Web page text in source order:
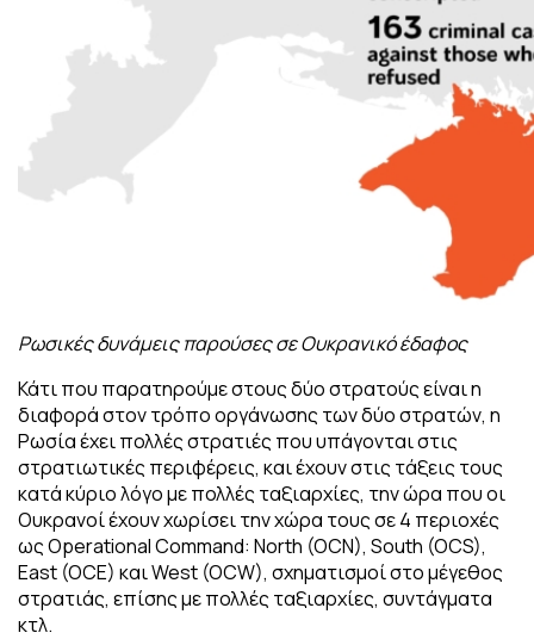
Ρωσικές δυνάμεις παρούσες σε Ουκρανικό έδαφος
Κάτι που παρατηρούμε στους δύο στρατούς είναι η
διαφορά στον τρόπο οργάνωσης των δύο στρατών, η
Ρωσία έχει πολλές στρατιές που υπάγονται στις
στρατιωτικές περιφέρεις, και έχουν στις τάξεις τους
κατά κύριο λόγο με πολλές ταξιαρχίες, την ώρα που οι
Ουκρανοί έχουν χωρίσει την χώρα τους σε 4 περιοχές
ως Operational Command: North (OCN), South (OCS),
East (OCE) και West (OCW), σχηματισμοί στο μέγεθος
στρατιάς, επίσης με πολλές ταξιαρχίες, συντάγματα
κτλ.